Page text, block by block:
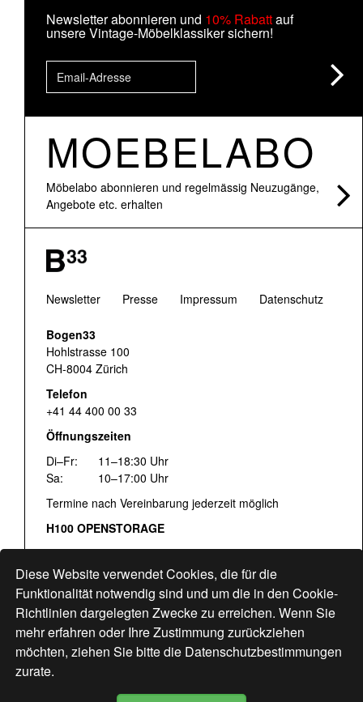
Diese Website verwendet Cookies, die für die
Funktionalität notwendig sind und um die in den Cookie-
Richtlinien dargelegten Zwecke zu erreichen. Wenn Sie
mehr erfahren oder Ihre Zustimmung zurückziehen
möchten, ziehen Sie bitte die Datenschutzbestimmungen
zurate.
Newsletter abonnieren und 10% Rabattauf
unsere Vintage-Möbelklassiker sichern!
MOEBELABO
Möbelabo abonnieren und regelmässig Neuzugänge,
Angebote etc. erhalten
Newsletter Presse Impressum Datenschutz
Bogen33
Hohlstrasse 100
CH-8004 Zürich
Telefon
+41 44 400 00 33
Öffnungszeiten
Di–Fr:
11–18:30 Uhr
Sa:
10–17:00 Uhr
Termine nach Vereinbarung jederzeit möglich
H100 OPENSTORAGE
Fr:
16:00–18:30 Uhr
Sa: 12:00–17:00 Uhr
Hohlstrasse 122
www.bogen33.ch